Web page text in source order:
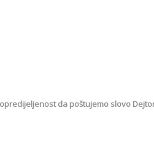
da poštujemo slovo